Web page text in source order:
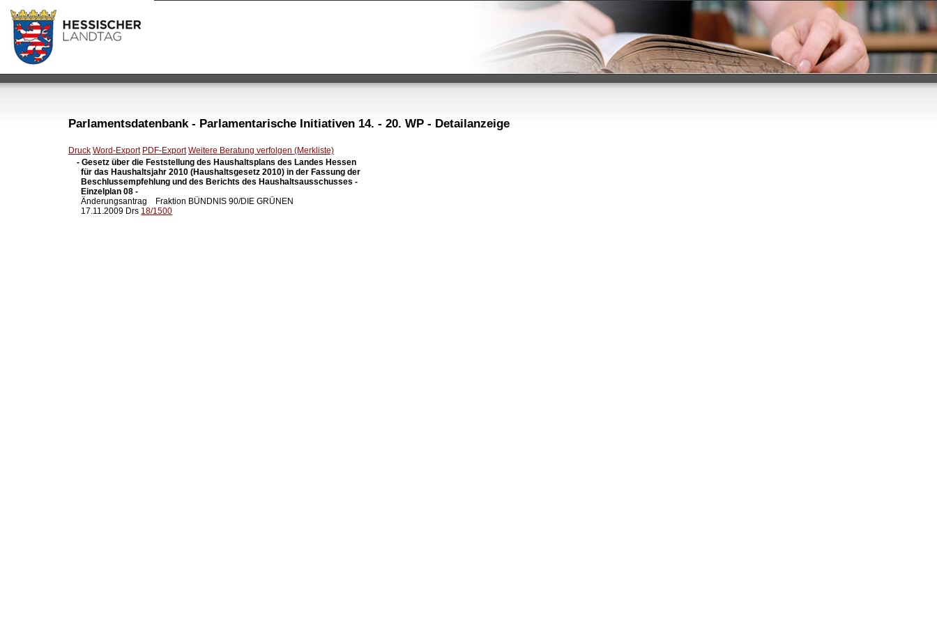
Parlamentsdatenbank - Parlamentarische Initiativen 14. - 20. WP - Detailanzeige
Druck Word-Export PDF-Export Weitere Beratung verfolgen (Merkliste)
- Gesetz über die Feststellung des Haushaltsplans des Landes Hessen
  für das Haushaltsjahr 2010 (Haushaltsgesetz 2010) in der Fassung der
  Beschlussempfehlung und des Berichts des Haushaltsausschusses -
  Einzelplan 08 -
Änderungsantrag    Fraktion BÜNDNIS 90/DIE GRÜNEN
  17.11.2009 Drs
18/1500